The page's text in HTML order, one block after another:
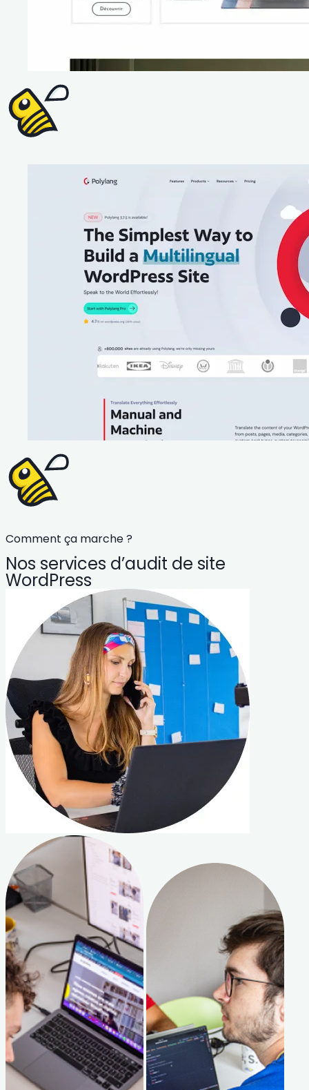
Comment ça marche ?
Nos services d’audit de site
WordPress